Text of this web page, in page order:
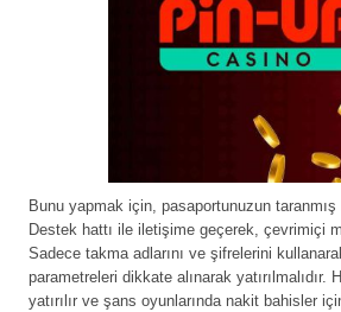
Bunu yapmak için, pasaportunuzun
Destek hattı ile iletişime geçerek, çevrimiçi
Sadece takma adlarını ve şifrelerini
parametreleri dikkate alınarak yatırılmalıdır.
yatırılır ve şans oyunlarında nakit bahisler